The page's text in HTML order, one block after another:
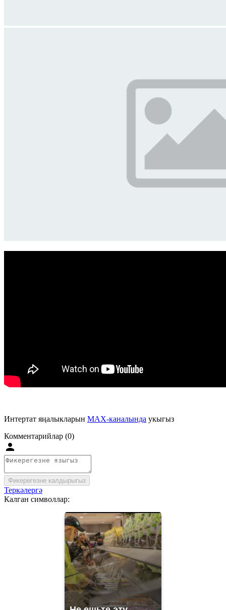
Интертат яңалыкларын MAX-каналында укыгыз
Комментарийлар (0)
Фикерегезне калдырыгыз
Теркәлергә
Калган символлар: